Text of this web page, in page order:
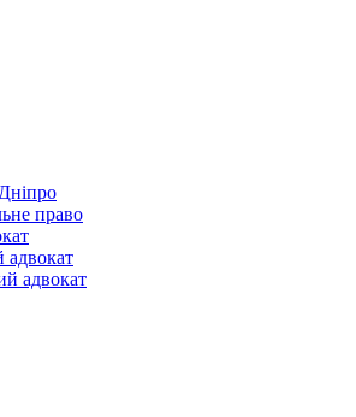
право
адвокат
адвокат